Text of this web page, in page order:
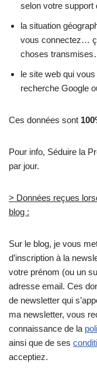
selon votre support
la situation
vous connectez…
choses
le site web qui
recherche Google
Ces données sont
Pour info, Séduire la
par jour.
> Données reçues
blog :
Sur le blog, je vous
d’inscription à la
votre prénom (ou un
adresse email. Ces
de newsletter qui
ma newsletter, vous
connaissance de la
ainsi que de ses
acceptiez.